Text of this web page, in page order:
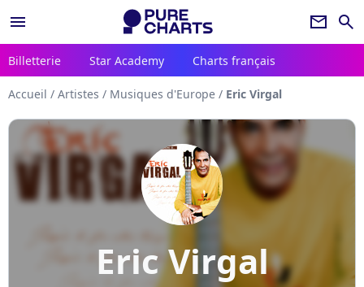
menu newsletter search
Billetterie Star Academy Charts français
Accueil / Artistes / Musiques d'Europe / Eric Virgal
Eric Virgal